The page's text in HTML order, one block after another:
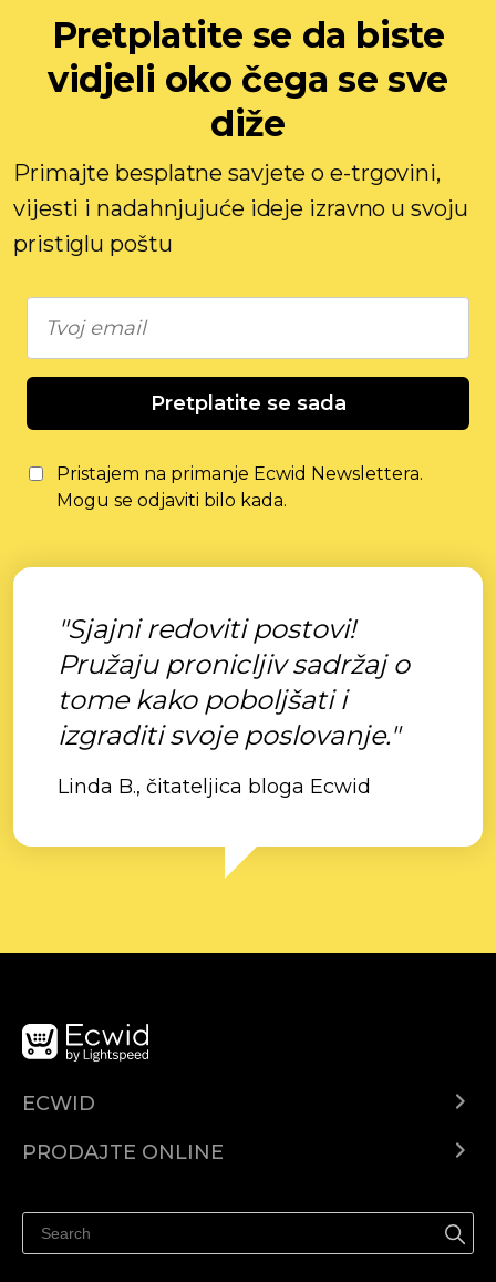
Pretplatite se da biste
vidjeli oko čega se sve
diže
Primajte besplatne savjete o e-trgovini,
vijesti i nadahnjujuće ideje izravno u svoju
pristiglu poštu
Pretplatite se sada
Pristajem na primanje Ecwid Newslettera.
Mogu se odjaviti bilo kada.
"Sjajni redoviti postovi!
Pružaju pronicljiv sadržaj o
tome kako poboljšati i
izgraditi svoje poslovanje."
Linda B., čitateljica bloga Ecwid
ECWID
PRODAJTE ONLINE